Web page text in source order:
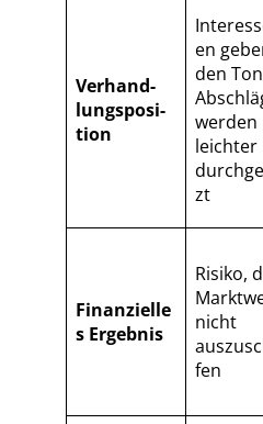
Ver­hand­
lungs­po­si­
ti­on
en
den
werden
leichter
zt
Finanzielle
s Ergebnis
Risiko,
nicht
fen